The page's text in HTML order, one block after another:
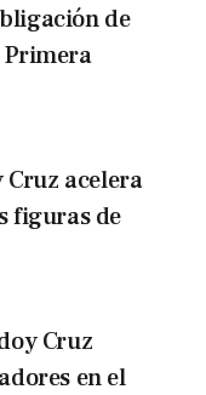
de
Primera
Cruz acelera
figuras de
Cruz
en el